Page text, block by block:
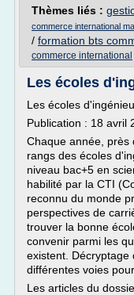
Thèmes liés :
commerce international
/ formation bts
commerce international
Les écoles
Les écoles
Publication : 18 avril
Chaque année, près
rangs des écoles
niveau bac+5 en
habilité par la CTI
reconnu du monde
perspectives de
trouver la bonne
convenir parmi les
existent. Décryptage
différentes voies
Les articles du